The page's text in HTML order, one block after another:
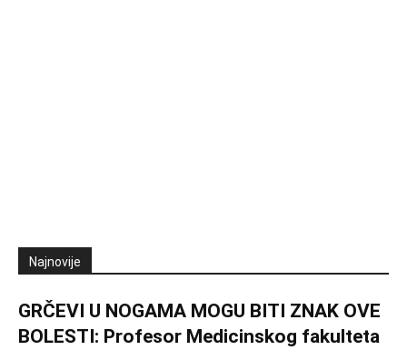
Najnovije
GRČEVI U NOGAMA MOGU BITI ZNAK OVE
BOLESTI: Profesor Medicinskog fakulteta